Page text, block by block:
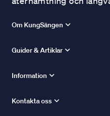
Om KungSängen
Guider & Artiklar
Information
Kontakta oss